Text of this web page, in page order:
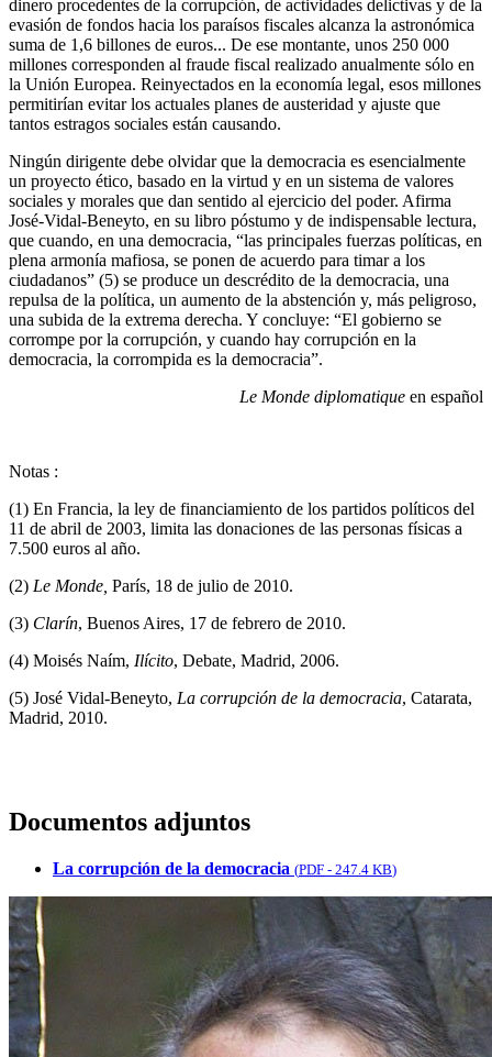
dinero procedentes de la corrupción, de actividades delictivas y de la
evasión de fondos hacia los paraísos fiscales alcanza la astronómica
suma de 1,6 billones de euros... De ese montante, unos 250 000
millones corresponden al fraude fiscal realizado anualmente sólo en
la Unión Europea. Reinyectados en la economía legal, esos millones
permitirían evitar los actuales planes de austeridad y ajuste que
tantos estragos sociales están causando.
Ningún dirigente debe olvidar que la democracia es esencialmente
un proyecto ético, basado en la virtud y en un sistema de valores
sociales y morales que dan sentido al ejercicio del poder. Afirma
José-Vidal-Beneyto, en su libro póstumo y de indispensable lectura,
que cuando, en una democracia, “las principales fuerzas políticas, en
plena armonía mafiosa, se ponen de acuerdo para timar a los
ciudadanos” (5) se produce un descrédito de la democracia, una
repulsa de la política, un aumento de la abstención y, más peligroso,
una subida de la extrema derecha. Y concluye: “El gobierno se
corrompe por la corrupción, y cuando hay corrupción en la
democracia, la corrompida es la democracia”.
Le Monde diplomatique en español
Notas :
(1) En Francia, la ley de financiamiento de los partidos políticos del
11 de abril de 2003, limita las donaciones de las personas físicas a
7.500 euros al año.
(2) Le Monde, París, 18 de julio de 2010.
(3) Clarín, Buenos Aires, 17 de febrero de 2010.
(4) Moisés Naím, Ilícito, Debate, Madrid, 2006.
(5) José Vidal-Beneyto, La corrupción de la democracia, Catarata,
Madrid, 2010.
Documentos adjuntos
La corrupción de la democracia (PDF - 247.4 KB)